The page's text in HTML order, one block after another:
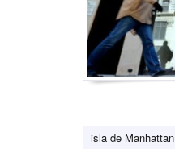
isla de Manhattan